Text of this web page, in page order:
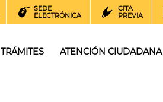
SEDE
ELECTRÓNICA
CITA
PREVIA
TRÁMITES ATENCIÓN CIUDADANA